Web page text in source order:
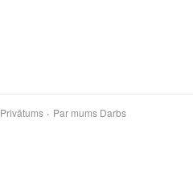
Privātums Par mums Darbs